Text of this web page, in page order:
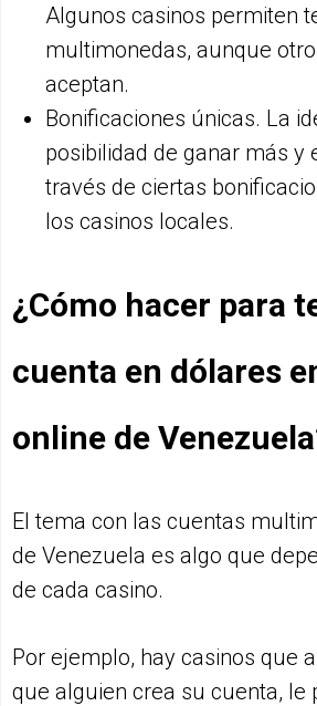
Algunos casinos permiten
multimonedas, aunque
aceptan.
Bonificaciones únicas. La
posibilidad de ganar más y
través de ciertas
los casinos locales.
¿Cómo hacer para
cuenta en dólares
online de
El tema con las cuentas
de Venezuela es algo que
de cada casino.
Por ejemplo, hay casinos que
que alguien crea su cuenta, le